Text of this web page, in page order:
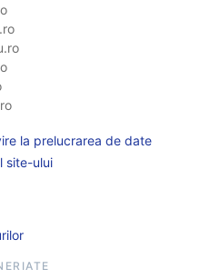
la prelucrarea de date
site-ului